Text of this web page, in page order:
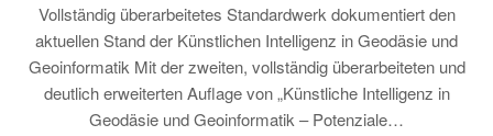
Vollständig überarbeitetes Standardwerk dokumentiert den
aktuellen Stand der Künstlichen Intelligenz in Geodäsie und
Geoinformatik Mit der zweiten, vollständig überarbeiteten und
deutlich erweiterten Auflage von „Künstliche Intelligenz in
Geodäsie und Geoinformatik – Potenziale…